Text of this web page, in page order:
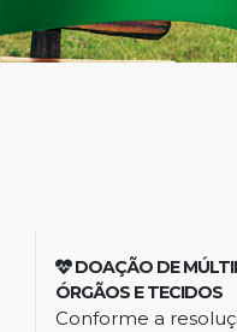
DOAÇÃO DE
ÓRGÃOS E TECIDOS
Conforme a